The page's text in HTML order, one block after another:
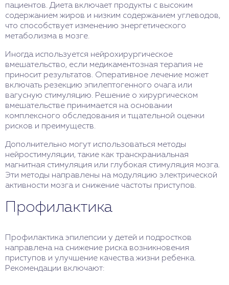
пациентов. Диета включает продукты с высоким
содержанием жиров и низким содержанием углеводов,
что способствует изменению энергетического
метаболизма в мозге.
Иногда используется нейрохирургическое
вмешательство, если медикаментозная терапия не
приносит результатов. Оперативное лечение может
включать резекцию эпилептогенного очага или
вагусную стимуляцию. Решение о хирургическом
вмешательстве принимается на основании
комплексного обследования и тщательной оценки
рисков и преимуществ.
Дополнительно могут использоваться методы
нейростимуляции, такие как транскраниальная
магнитная стимуляция или глубокая стимуляция мозга.
Эти методы направлены на модуляцию электрической
активности мозга и снижение частоты приступов.
Профилактика
Профилактика эпилепсии у детей и подростков
направлена на снижение риска возникновения
приступов и улучшение качества жизни ребенка.
Рекомендации включают: